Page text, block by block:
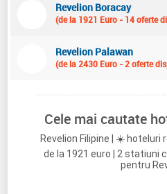
Revelion Boracay
(de la 1921 Euro - 14 oferte
Revelion Palawan
(de la 2430 Euro - 2 oferte
Cele mai cautate
Revelion Filipine | ☀️
de la 1921 euro | 2 statiuni
pentru